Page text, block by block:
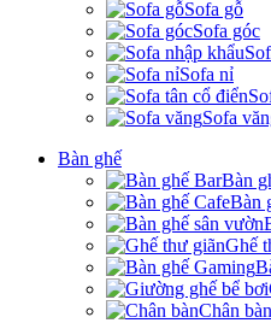
Sofa gỗ
Sofa góc
Sofa nỉ
Sofa
Bàn ghế
Bàn
Bàn
Ghế
Chân bàn